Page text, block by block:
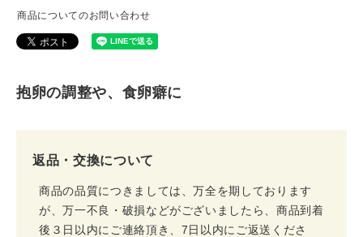
商品についてのお問い合わせ
抱卵の調整や、食卵癖に
返品・交換について
商品の品質につきましては、万全を期しております
が、万一不良・破損などがございましたら、商品到着
後３日以内にご連絡頂き、7日以内にご返送くださ